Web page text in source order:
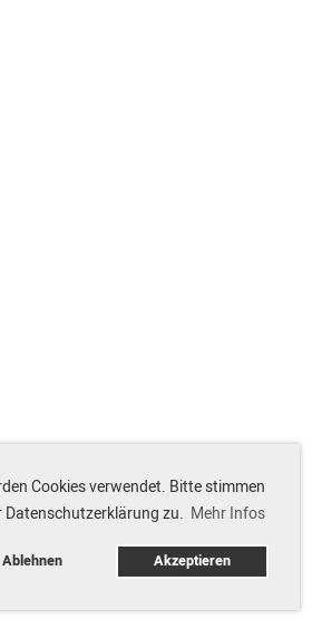
Cookies verwendet. Bitte stimmen
Datenschutzerklärung zu. Mehr Infos
Ablehnen Akzeptieren